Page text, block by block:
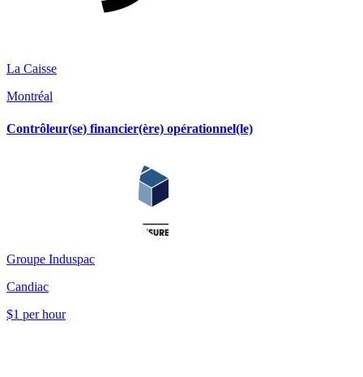
La Caisse
Montréal
Contrôleur(se) financier(ère) opérationnel(le)
Groupe Induspac
Candiac
$1 per hour